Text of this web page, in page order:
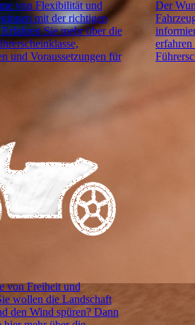
von Flexibilität und
mit der richtigen
Sie mehr über die
und Voraussetzungen für
von Freiheit und
wollen die Landschaft
den Wind spüren? Dann
Der
erfahren